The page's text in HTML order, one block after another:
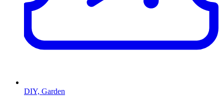
DIY, Garden